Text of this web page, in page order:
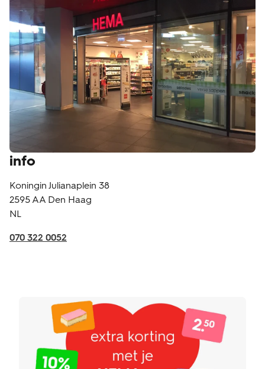
info
Koningin Julianaplein 38
2595 AA Den Haag
NL
070 322 0052